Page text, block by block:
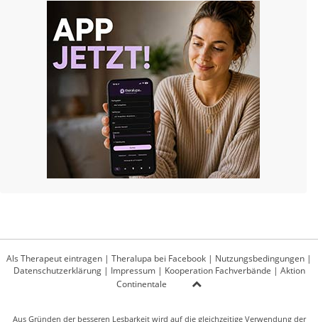
Als Therapeut eintragen | Theralupa bei Facebook | Nutzungsbedingungen |
Datenschutzerklärung| Impressum| Kooperation Fachverbände | Aktion
Continentale
Aus Gründen der besseren Lesbarkeit wird auf die gleichzeitige Verwendung der